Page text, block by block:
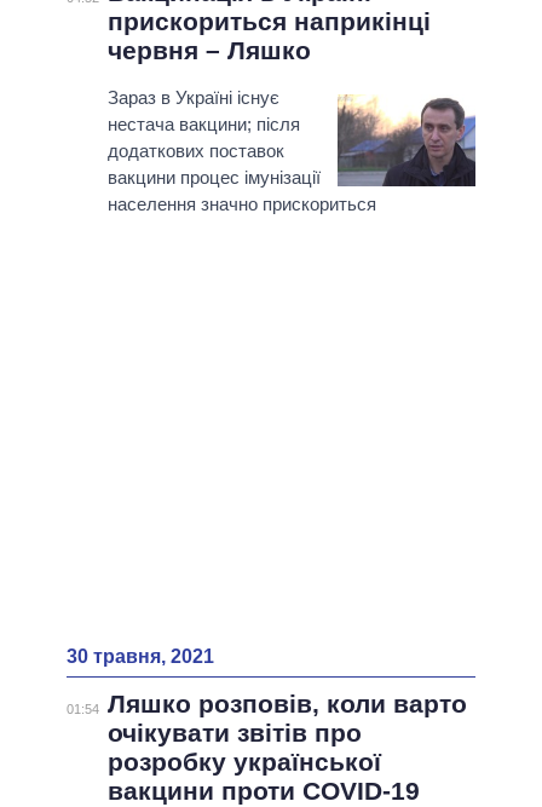
прискориться наприкінці
червня – Ляшко
Зараз в Україні існує
нестача вакцини; після
додаткових поставок
вакцини процес імунізації
населення значно прискориться
30 травня, 2021
01:54 Ляшко розповів, коли варто
очікувати звітів про
розробку української
вакцини проти COVID-19